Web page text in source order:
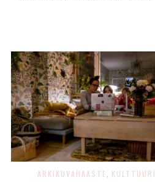
ARKIKUVAHAASTE KULTTUURI